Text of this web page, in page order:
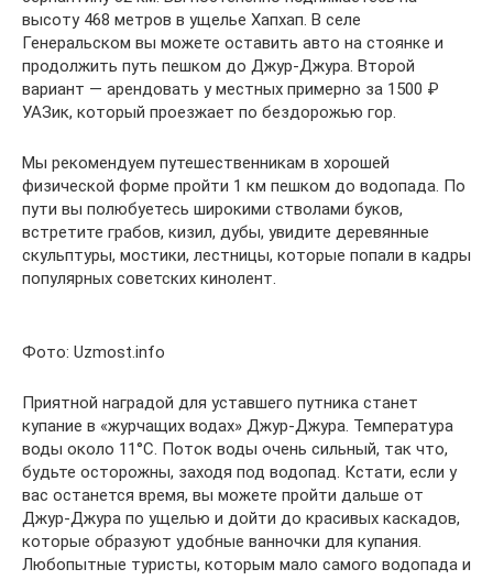
высоту 468 метров в ущелье Хапхап. В селе
Генеральском вы можете оставить авто на стоянке и
продолжить путь пешком до Джур-Джура. Второй
вариант — арендовать у местных примерно за 1500 ₽
УАЗик, который проезжает по бездорожью гор.
Мы рекомендуем путешественникам в хорошей
физической форме пройти 1 км пешком до водопада. По
пути вы полюбуетесь широкими стволами буков,
встретите грабов, кизил, дубы, увидите деревянные
скульптуры, мостики, лестницы, которые попали в кадры
популярных советских кинолент.
Фото: Uzmost.info
Приятной наградой для уставшего путника станет
купание в «журчащих водах» Джур-Джура. Температура
воды около 11°С. Поток воды очень сильный, так что,
будьте осторожны, заходя под водопад. Кстати, если у
вас останется время, вы можете пройти дальше от
Джур-Джура по ущелью и дойти до красивых каскадов,
которые образуют удобные ванночки для купания.
Любопытные туристы, которым мало самого водопада и